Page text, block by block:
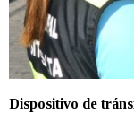
Dispositivo de